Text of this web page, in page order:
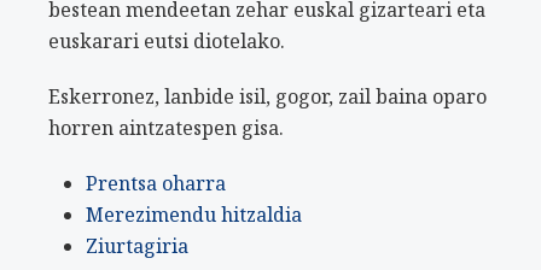
bestean mendeetan zehar euskal gizarteari eta
euskarari eutsi diotelako.
Eskerronez, lanbide isil, gogor, zail baina oparo
horren aintzatespen gisa.
Prentsa oharra
Merezimendu hitzaldia
Ziurtagiria